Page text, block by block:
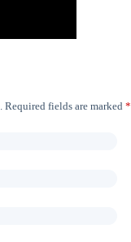
Required fields are marked*